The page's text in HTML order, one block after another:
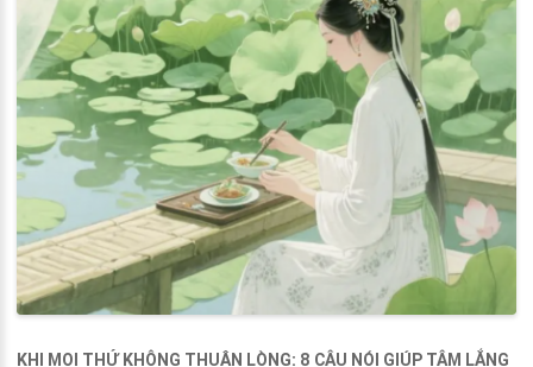
KHI MỌI THỨ KHÔNG THUẬN LÒNG: 8 CÂU NÓI GIÚP TÂM LẮNG